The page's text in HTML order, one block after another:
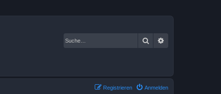
Suche
Anmelden
Registrieren